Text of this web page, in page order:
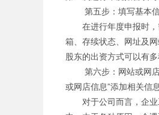
第五步：填写基本
在进行年度申报时
箱、存续状态、网址及
股东的出资方式可以有
第六步：网站或网
或网店信息”添加相关信
对于公司而言，企